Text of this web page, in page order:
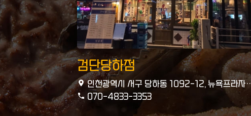
검단당하점
인천광역시 서구 당하동 1092-12, 뉴욕프라자
108호
070-4833-3353